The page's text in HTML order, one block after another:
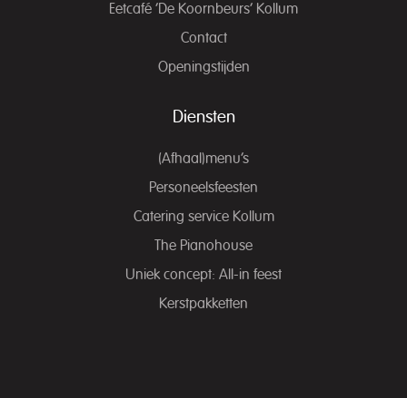
Eetcafé ‘De Koornbeurs’ Kollum
Contact
Openingstijden
Diensten
(Afhaal)menu’s
Personeelsfeesten
Catering service Kollum
The Pianohouse
Uniek concept: All-in feest
Kerstpakketten